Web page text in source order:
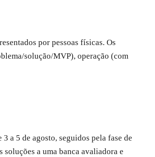
por pessoas físicas. Os
solução/MVP), operação (com
a 5 de agosto, seguidos pela fase de
soluções a uma banca avaliadora e